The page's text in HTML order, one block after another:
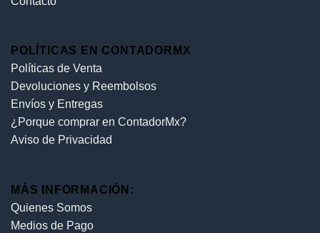
POLÍTICAS EN CONTADORMX
Políticas de Venta
Devoluciones y Reembolsos
Envíos y Entregas
¿Porque comprar en ContadorMx?
Aviso de Privacidad
MÁS INFORMACIÓN:
Quienes Somos
Medios de Pago